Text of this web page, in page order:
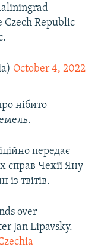
Republic
October 4, 2022
нібито
передає
справ Чехії Яну
твітів.
over
Jan Lipavsky.